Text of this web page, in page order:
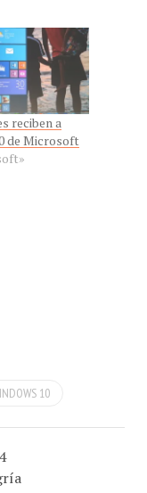
reciben a
de Microsoft
10